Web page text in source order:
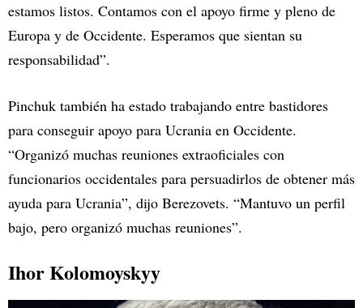
estamos listos. Contamos con el apoyo firme y pleno de
Europa y de Occidente. Esperamos que sientan su
responsabilidad”.
Pinchuk también ha estado trabajando entre bastidores
para conseguir apoyo para Ucrania en Occidente.
“Organizó muchas reuniones extraoficiales con
funcionarios occidentales para persuadirlos de obtener más
ayuda para Ucrania”, dijo Berezovets. “Mantuvo un perfil
bajo, pero organizó muchas reuniones”.
Ihor Kolomoyskyy